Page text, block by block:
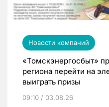
Новости компаний
«Томскэнергосбыт»
региона перейти на
выиграть призы
09:10 / 03.08.26